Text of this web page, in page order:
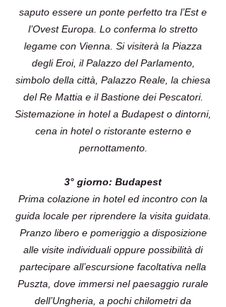
saputo essere un ponte perfetto tra l’Est e
l’Ovest Europa. Lo conferma lo stretto
legame con Vienna. Si visiterà la Piazza
degli Eroi, il Palazzo del Parlamento,
simbolo della città, Palazzo Reale, la chiesa
del Re Mattia e il Bastione dei Pescatori.
Sistemazione in hotel a Budapest o dintorni,
cena in hotel o ristorante esterno e
pernottamento.
3° giorno: Budapest
Prima colazione in hotel ed incontro con la
guida locale per riprendere la visita guidata.
Pranzo libero e pomeriggio a disposizione
alle visite individuali oppure possibilità di
partecipare all’escursione facoltativa nella
Puszta, dove immersi nel paesaggio rurale
dell’Ungheria, a pochi chilometri da